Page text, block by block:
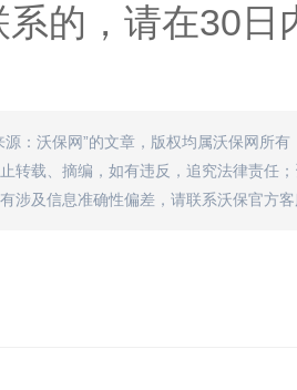
的，请在30
源：沃保网”的文章，版权均属沃保网所
转载、摘编，如有违反，追究法律责任
涉及信息准确性偏差，请联系沃保官方